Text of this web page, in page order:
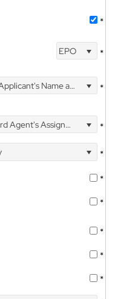
*
EPO *
Name and Address *
Assignment
*
*
*
*
*
*
*